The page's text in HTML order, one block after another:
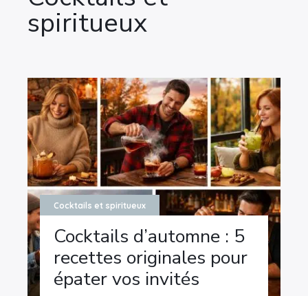
spiritueux
Cocktails et spiritueux
Cocktails d’automne : 5
recettes originales pour
épater vos invités